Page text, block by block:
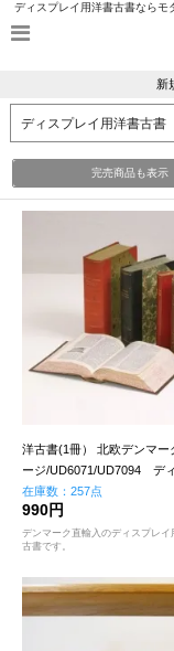
ディスプレイ用洋書古書ならモ
新
完売商品も表示
洋古書(1冊） 北欧デンマー
ージ/UD6071/UD7094 デ
用(単行本サイズ)
在庫数：257点
990円
デンマーク直輸入のディスプレイ
古書です。